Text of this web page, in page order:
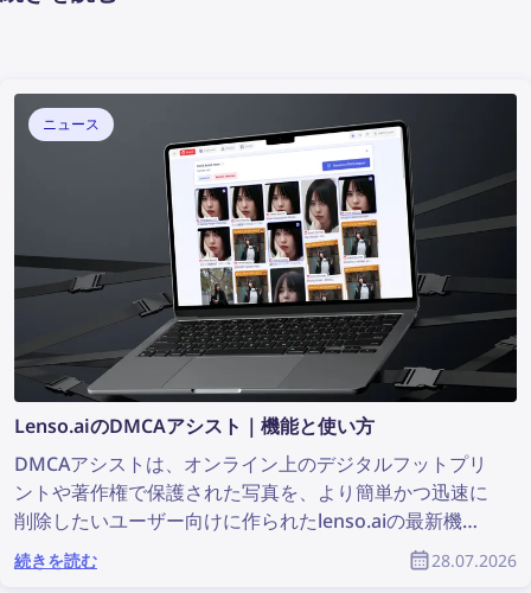
ニュース
Lenso.aiのDMCAアシスト｜機能と使い方
DMCAアシストは、オンライン上のデジタルフットプリ
ントや著作権で保護された写真を、より簡単かつ迅速に
削除したいユーザー向けに作られたlenso.aiの最新機能
です。画像が見つかったウェブサイトにDMCA削除を依
頼するための、すぐに貼り付けて使えるメール文を自動
続きを読む 28.07.2026